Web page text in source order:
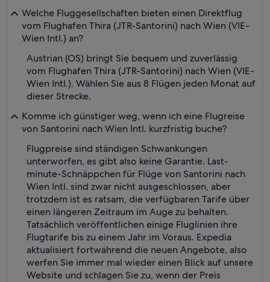
Welche Fluggesellschaften bieten einen Direktflug
vom Flughafen Thira (JTR-Santorini) nach Wien (VIE-
Wien Intl.) an?
Austrian (OS) bringt Sie bequem und zuverlässig
vom Flughafen Thira (JTR-Santorini) nach Wien (VIE-
Wien Intl.). Wählen Sie aus 8 Flügen jeden Monat auf
dieser Strecke.
Komme ich günstiger weg, wenn ich eine Flugreise
von Santorini nach Wien Intl. kurzfristig buche?
Flugpreise sind ständigen Schwankungen
unterworfen, es gibt also keine Garantie. Last-
minute-Schnäppchen für Flüge von Santorini nach
Wien Intl. sind zwar nicht ausgeschlossen, aber
trotzdem ist es ratsam, die verfügbaren Tarife über
einen längeren Zeitraum im Auge zu behalten.
Tatsächlich veröffentlichen einige Fluglinien ihre
Flugtarife bis zu einem Jahr im Voraus. Expedia
aktualisiert fortwährend die neuen Angebote, also
werfen Sie immer mal wieder einen Blick auf unsere
Website und schlagen Sie zu, wenn der Preis